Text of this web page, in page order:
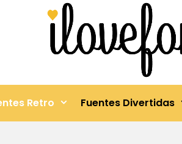
Retro Fuentes Divertidas